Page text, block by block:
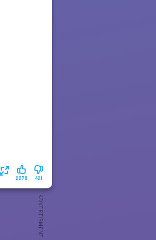
421
2278